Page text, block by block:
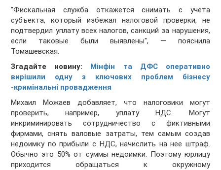
"Фискальная служба откажется снимать с учета
субъекта, который избежал налоговой проверки, не
подтвердил уплату всех налогов, санкций за нарушения,
если таковые были выявлены", — пояснила
Томашевская.
Згадайте новину: Мінфін та ДФС оперативно
вирішили одну з ключових проблем бізнесу
-кримінальні провадження
Михаил Можаев добавляет, что налоговики могут
проверить, например, уплату НДС. Могут
инкриминировать сотрудничество с фиктивными
фирмами, снять валовые затраты, тем самым создав
недоимку по прибыли с НДС, начислить на нее штраф.
Обычно это 50% от суммы недоимки. Поэтому юрлицу
приходится обращаться к окружному